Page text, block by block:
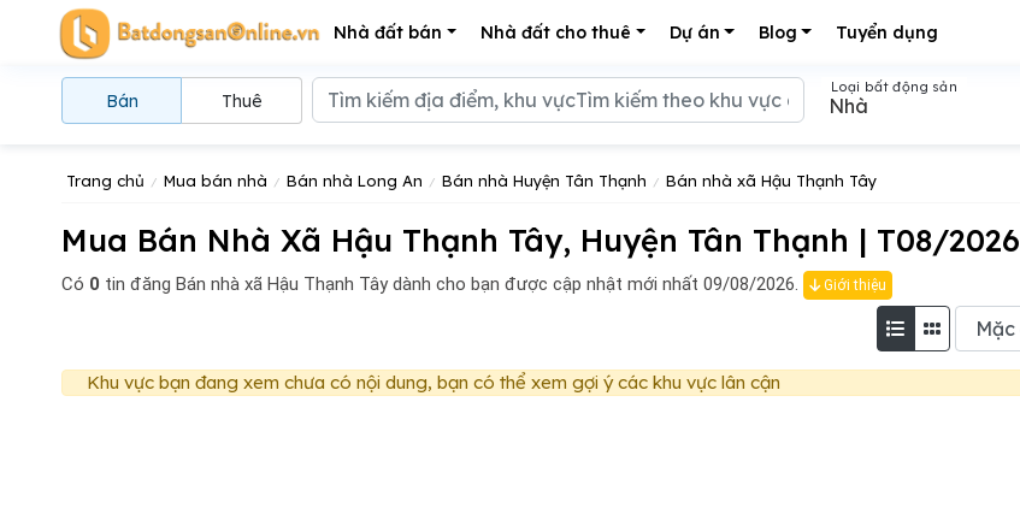
Nhà đất bán Nhà đất cho thuê Dự án Blog Tuyển dụng
Trang chủ Mua bán nhà Bán nhà Long An Bán nhà Huyện Tân Thạnh Bán nhà xã Hậu Thạnh Tây
Mua Bán Nhà Xã Hậu Thạnh Tây, Huyện Tân Thạnh | T08/2026
Có 0 tin đăng Bán nhà xã Hậu Thạnh Tây dành cho bạn được cập nhật mới nhất 09/08/2026. Giới thiệu
Khu vực bạn đang xem chưa có nội dung, bạn có thể xem gợi ý các khu vực lân cận
Bán Thuê
Loại bất động sản
Nhà